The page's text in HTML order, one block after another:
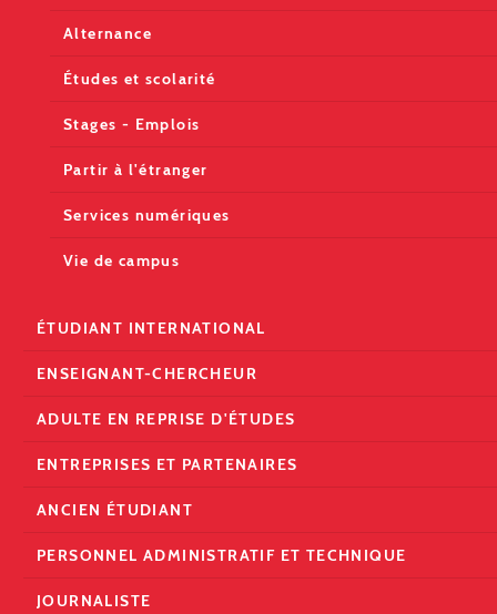
Alternance
Études et scolarité
Stages - Emplois
Partir à l'étranger
Services numériques
Vie de campus
ÉTUDIANT INTERNATIONAL
ENSEIGNANT-CHERCHEUR
ADULTE EN REPRISE D'ÉTUDES
ENTREPRISES ET PARTENAIRES
ANCIEN ÉTUDIANT
PERSONNEL ADMINISTRATIF ET TECHNIQUE
JOURNALISTE